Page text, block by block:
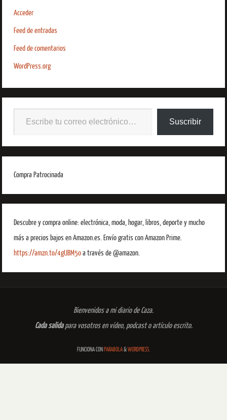
Acceder
Feed de entradas
Feed de comentarios
WordPress.org
Suscribir
Compra Patrocinada
Descubre y compra online: electrónica, moda, hogar, libros, deporte y mucho
más a precios bajos en Amazon.es. Envío gratis con Amazon Prime.
https://amzn.to/4gUBM5oa través de @amazon.
Bienvenidos a mi diario de Caza.
Cada salidapara vosotros en vídeo, podcast o artículo escrito.
FUNCIONA CON PARABOLA&WORDPRESS.